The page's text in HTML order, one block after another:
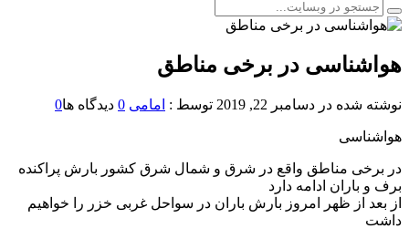
️هواشناسی ️در برخی مناطق
نوشته شده در دسامبر 22, 2019 توسط : امامی 0 دیدگاه ها0
️هواشناسی
️در برخی مناطق واقع در شرق و شمال شرق کشور بارش پراکنده
برف و باران ادامه دارد
️از بعد از ظهر امروز بارش باران در سواحل غربی خزر را خواهیم
داشت